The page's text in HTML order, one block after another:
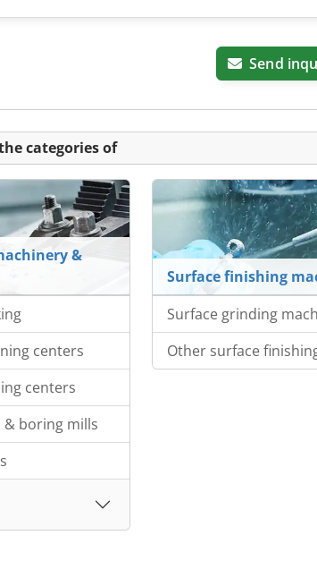
Send
categories of
&
centers
centers
& boring mills
Surface finishing
Surface grinding
Other surface